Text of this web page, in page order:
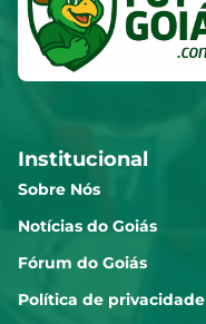
Institucional
Sobre Nós
Notícias do Goiás
Fórum do Goiás
Política de privacidade